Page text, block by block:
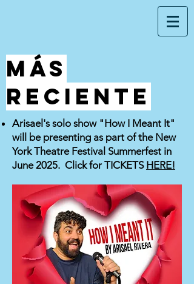
Más
reciente
Arisael's solo show "How I Meant It"
will be presenting as part of the New
York Theatre Festival Summerfest in
June 2025. Click for TICKETS HERE!